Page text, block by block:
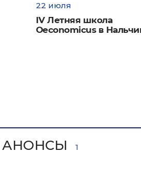
программы)
«Инвестиционные
22 июля
IV Летняя школа
Oeconomicus в
АНОНСЫ 1